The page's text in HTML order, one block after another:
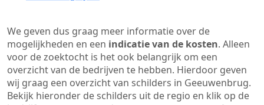
We geven dus graag meer informatie over de
mogelijkheden en een indicatie van de kosten. Alleen
voor de zoektocht is het ook belangrijk om een
overzicht van de bedrijven te hebben. Hierdoor geven
wij graag een overzicht van schilders in Geeuwenbrug.
Bekijk hieronder de schilders uit de regio en klik op de